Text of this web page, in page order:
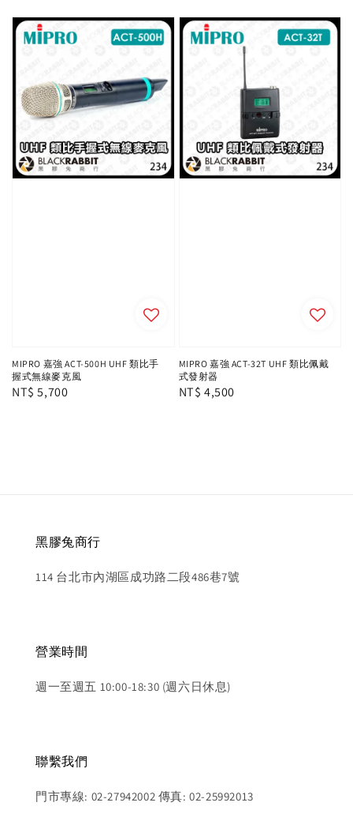
MIPRO 嘉強 ACT-500H UHF 類比手
握式無線麥克風
Regular
NT$ 5,700
MIPRO 嘉強 ACT-32T UHF 類比佩戴
式發射器
Regular
NT$ 4,500
黑膠兔商行
114 台北市內湖區成功路二段486巷7號
營業時間
週一至週五 10:00-18:30 (週六日休息)
聯繫我們
門市專線: 02-27942002 傳真: 02-25992013